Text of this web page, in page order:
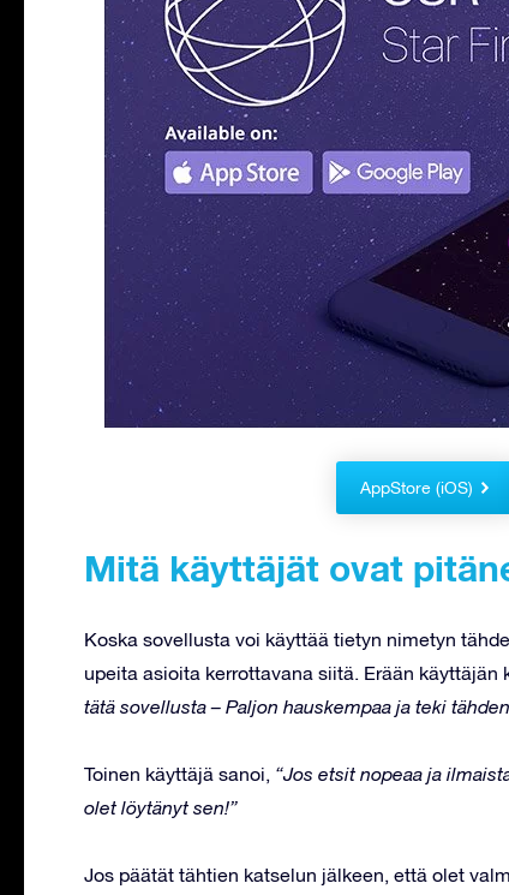
AppStore (iOS)
Mitä käyttäjät ovat
Koska sovellusta voi käyttää tietyn nimetyn
upeita asioita kerrottavana siitä. Erään käyttäjän
tätä sovellusta – Paljon hauskempaa ja teki
Toinen käyttäjä sanoi, “Jos etsit nopeaa ja
olet löytänyt sen!”
Jos päätät tähtien katselun jälkeen, että olet